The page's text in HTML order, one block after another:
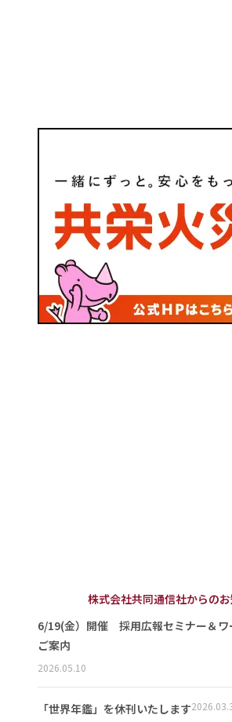
株式会社共同通信社からの
6/19(金）開催 採用広報セミナー＆ワ
ご案内
2026.05.10
「世界年鑑」を休刊いたします